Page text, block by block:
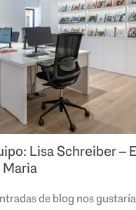
Lisa Schreiber –
Maria
de blog nos